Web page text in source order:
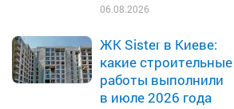
06.08.2026
ЖК Sister в Киеве:
какие строительные
работы выполнили
в июле 2026 года